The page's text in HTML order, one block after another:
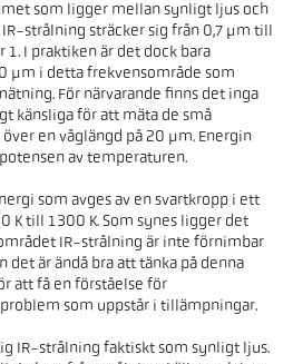
som ligger mellan synligt ljus och
strålning sträcker sig från 0,7 µm till
I praktiken är det dock bara
µm i detta frekvensområde som
För närvarande finns det inga
känsliga för att mäta de små
en våglängd på 20 µm. Energin
av temperaturen.
som avges av en svartkropp i ett
K till 1300 K. Som synes ligger det
IR-strålning är inte förnimbar
det är ändå bra att tänka på denna
att få en förståelse för
som uppstår i tillämpningar.
IR-strålning faktiskt som synligt ljus.